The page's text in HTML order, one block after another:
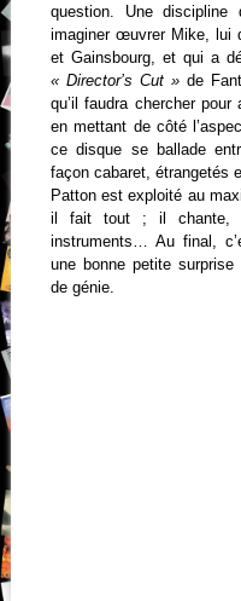
question. Une
imaginer œuvrer Mike, lui
et Gainsbourg, et qui a
« Director’s Cut » de
qu’il faudra chercher
en mettant de côté
ce disque se ballade
façon cabaret, étrangetés
Patton est exploité au
il fait tout ; il chante,
instruments… Au final,
une bonne petite
de génie.